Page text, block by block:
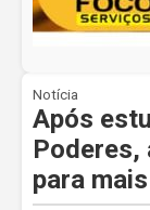
Notícia
Após
Poderes,
para